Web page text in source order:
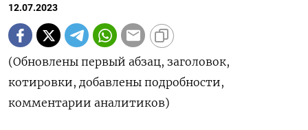
12.07.2023
(Обновлены первый абзац, заголовок,
котировки, добавлены подробности,
комментарии аналитиков)